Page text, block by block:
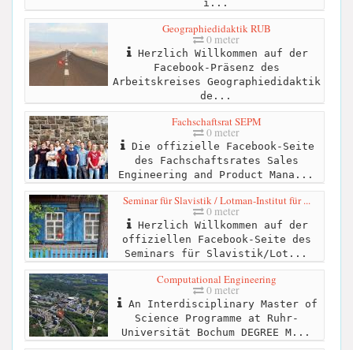
i...
Geographiedidaktik RUB
0 meter
Herzlich Willkommen auf der
Facebook-Präsenz des
Arbeitskreises Geographiedidaktik
de...
Fachschaftsrat SEPM
0 meter
Die offizielle Facebook-Seite
des Fachschaftsrates Sales
Engineering and Product Mana...
Seminar für Slavistik / Lotman-Institut für ...
0 meter
Herzlich Willkommen auf der
offiziellen Facebook-Seite des
Seminars für Slavistik/Lot...
Computational Engineering
0 meter
An Interdisciplinary Master of
Science Programme at Ruhr-
Universität Bochum DEGREE M...